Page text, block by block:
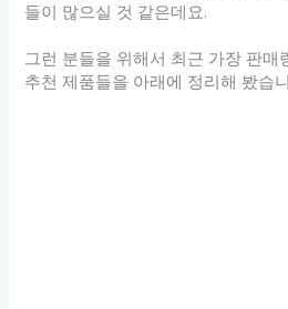
들이 많으실 것 같은데요.
그런 분들을 위해서 최근 가장 판매
추천 제품들을 아래에 정리해 봤습